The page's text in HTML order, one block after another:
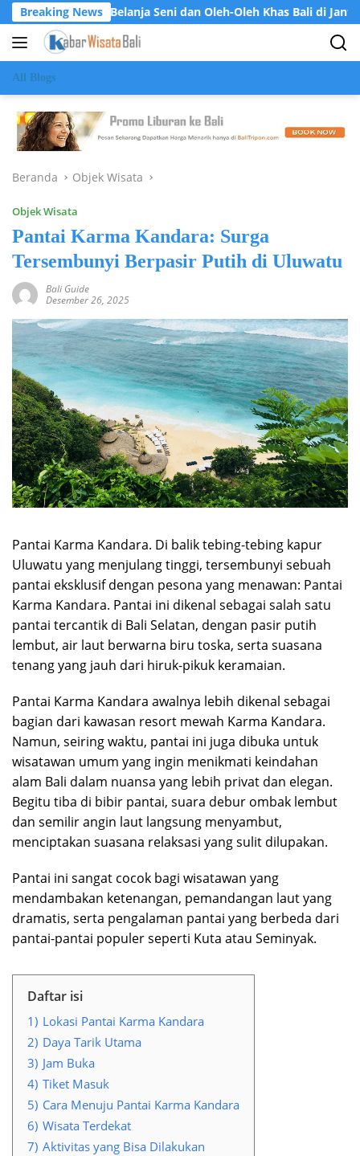
Langsung
ke
konten
Breaking News
Belanja Seni dan Oleh-Oleh Khas Bali di Jantung Ubud
All Blogs
Beranda Objek Wisata
Objek Wisata
Pantai Karma Kandara: Surga
Tersembunyi Berpasir Putih di Uluwatu
Bali Guide
Desember 26, 2025
Pantai Karma Kandara. Di balik tebing-tebing kapur
Uluwatu yang menjulang tinggi, tersembunyi sebuah
pantai eksklusif dengan pesona yang menawan: Pantai
Karma Kandara. Pantai ini dikenal sebagai salah satu
pantai tercantik di Bali Selatan, dengan pasir putih
lembut, air laut berwarna biru toska, serta suasana
tenang yang jauh dari hiruk-pikuk keramaian.
Pantai Karma Kandara awalnya lebih dikenal sebagai
bagian dari kawasan resort mewah Karma Kandara.
Namun, seiring waktu, pantai ini juga dibuka untuk
wisatawan umum yang ingin menikmati keindahan
alam Bali dalam nuansa yang lebih privat dan elegan.
Begitu tiba di bibir pantai, suara debur ombak lembut
dan semilir angin laut langsung menyambut,
menciptakan suasana relaksasi yang sulit dilupakan.
Pantai ini sangat cocok bagi wisatawan yang
mendambakan ketenangan, pemandangan laut yang
dramatis, serta pengalaman pantai yang berbeda dari
pantai-pantai populer seperti Kuta atau Seminyak.
Daftar isi
1) Lokasi Pantai Karma Kandara
2) Daya Tarik Utama
3) Jam Buka
4) Tiket Masuk
5) Cara Menuju Pantai Karma Kandara
6) Wisata Terdekat
7) Aktivitas yang Bisa Dilakukan